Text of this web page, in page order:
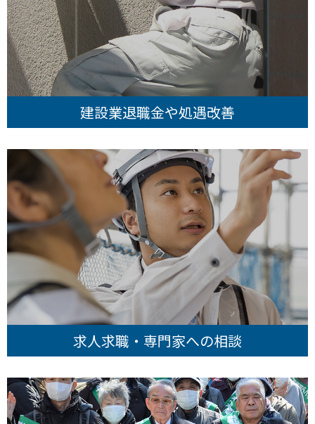
建設業退職金や処遇改善
求人求職・専門家への相談